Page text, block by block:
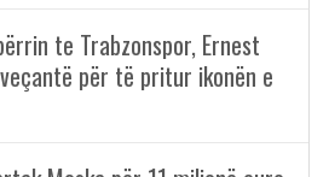
te Trabzonspor, Ernest
për të pritur ikonën e